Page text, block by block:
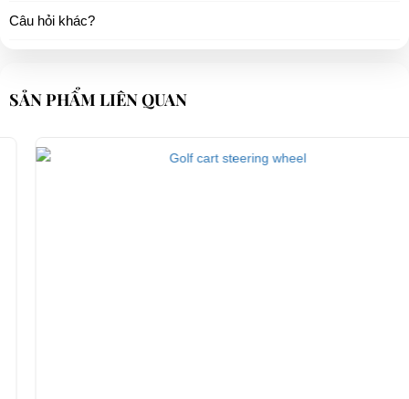
Câu hỏi khác?
SẢN PHẨM LIÊN QUAN